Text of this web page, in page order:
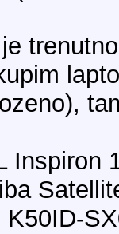
Inspiron
K50ID-